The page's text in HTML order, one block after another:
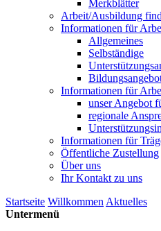
Merkblätter
Arbeit/Ausbildung
Informationen für
Allgemeines
Selbständige
Informationen für
unser Angebot
regionale
Informationen für
Öffentliche Zustellung
Über uns
Ihr Kontakt zu uns
Startseite Willkommen Aktuelles
Untermenü